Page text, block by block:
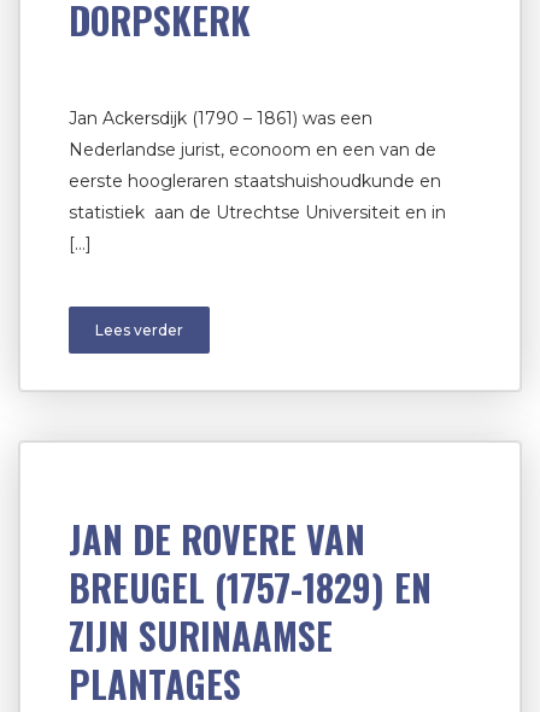
DORPSKERK
Jan Ackersdijk (1790 – 1861) was een
Nederlandse jurist, econoom en een van de
eerste hoogleraren staatshuishoudkunde en
statistiek aan de Utrechtse Universiteit en in
[…]
Lees verder
JAN DE ROVERE VAN
BREUGEL (1757-1829) EN
ZIJN SURINAAMSE
PLANTAGES